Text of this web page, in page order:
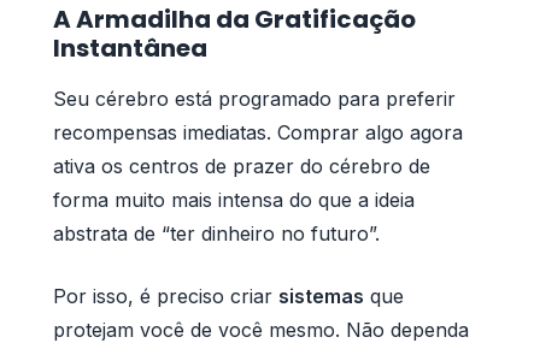
A Armadilha da Gratificação
Instantânea
Seu cérebro está programado para preferir
recompensas imediatas. Comprar algo agora
ativa os centros de prazer do cérebro de
forma muito mais intensa do que a ideia
abstrata de “ter dinheiro no futuro”.
Por isso, é preciso criar sistemas que
protejam você de você mesmo. Não dependa